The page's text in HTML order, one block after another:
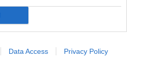
Data Access Privacy Policy